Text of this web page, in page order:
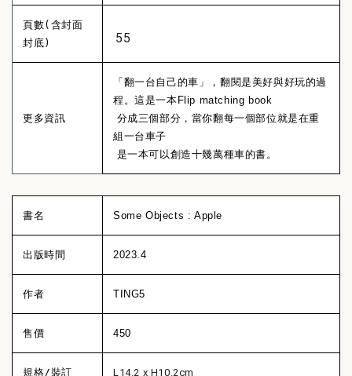
頁數(含封面
封底)
55
更多資訊
「翻一台自己的車」，翻閱是美好與好玩的過
程。這是一本Flip matching book
分成三個部分，當你翻每一個部位就是在重
組一台車子
是一本可以創造十幾萬種車的書。
書名 Some Objects : Apple
出版時間 2023.4
作者 TING5
售價 450
規格/裝訂 L14.2 x H10.2cm